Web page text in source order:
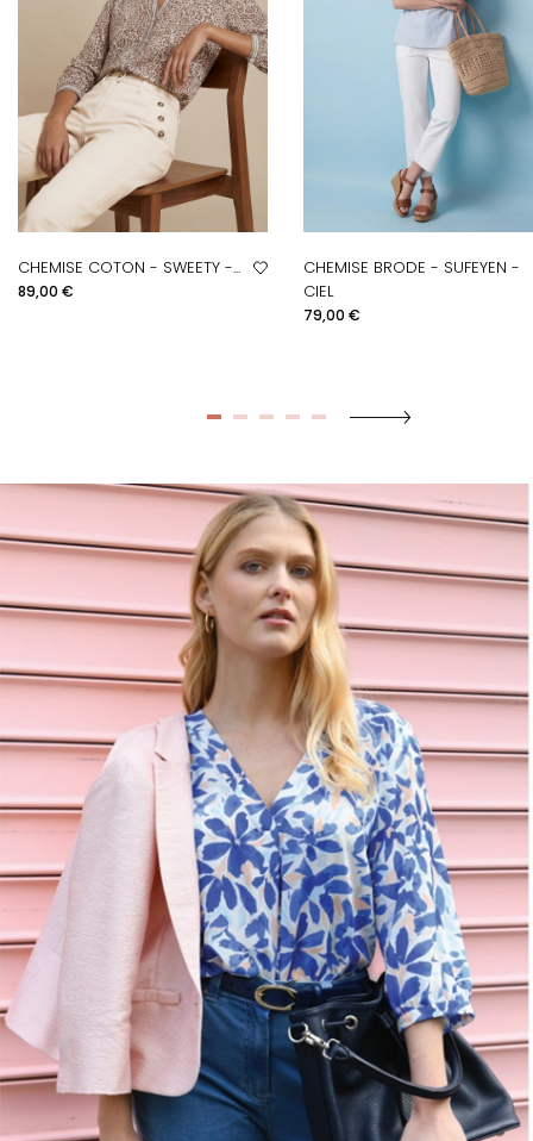
CHEMISE COTON - SWEETY -...
Prix
89,00 €
CHEMISE BRODE - SUFEYEN -
CIEL
Prix
79,00 €